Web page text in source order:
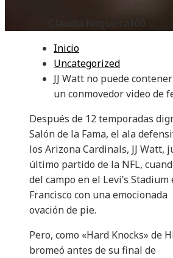
Claudia Nogueira100
Inicio
Uncategorized
JJ Watt no puede
un conmovedor video de
Después de 12 temporadas
Salón de la Fama, el ala
los Arizona Cardinals, JJ Watt,
último partido de la NFL,
del campo en el Levi’s Stadium
Francisco con una emocionada
ovación de pie.
Pero, como «Hard Knocks» de
bromeó antes de su final de